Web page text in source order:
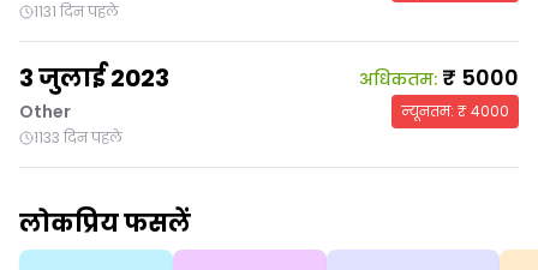
1131 दिन पहले
3 जुलाई 2023
Other
1133 दिन पहले
अधिकतम: ₹ 5000
न्यूनतम: ₹4000
लोकप्रिय फसलें